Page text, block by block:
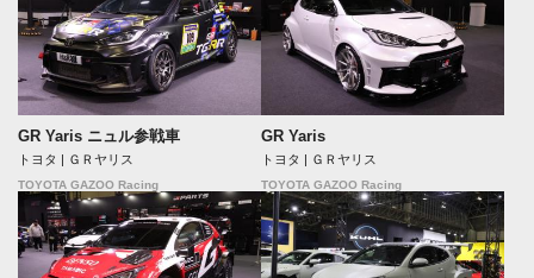
GR Yaris ニュル参戦車
トヨタ | ＧＲヤリス
TOYOTA GAZOO Racing
GR Yaris
トヨタ | ＧＲヤリス
TOYOTA GAZOO Racing